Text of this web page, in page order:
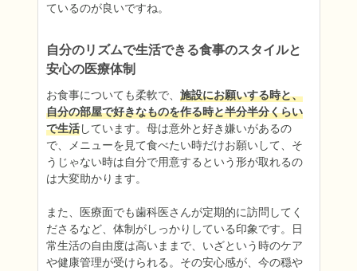
ているのが良いですね。
自分のリズムで生活できる食事のスタイルと
安心の医療体制
お食事についても柔軟で、 施設にお願いする時と、
自分の部屋で好きなものを作る時と半分半分くらい
で生活しています。母は意外と好き嫌いがあるの
で、メニューを見て食べたい時だけお願いして、そ
うじゃない時は自分で用意するという形が取れるの
は大変助かります。
また、医療面でも歯科医さんが定期的に訪問してく
ださるなど、体制がしっかりしている印象です。日
常生活の自由度は高いままで、いざという時のケア
や健康管理が受けられる。その安心感が、今の穏や